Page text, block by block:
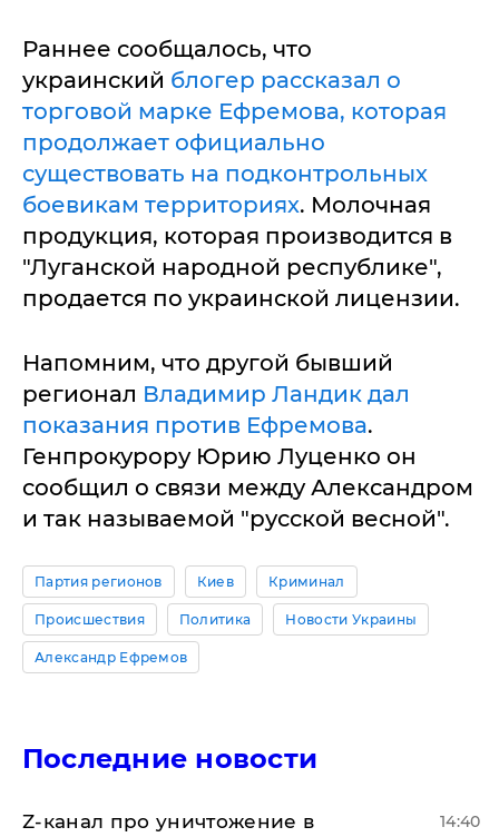
Раннее сообщалось, что
украинский блогер рассказал о
торговой марке Ефремова, которая
продолжает официально
существовать на подконтрольных
боевикам территориях. Молочная
продукция, которая производится в
"Луганской народной республике",
продается по украинской лицензии.
Напомним, что другой бывший
регионал Владимир Ландик дал
показания против Ефремова.
Генпрокурору Юрию Луценко он
сообщил о связи между Александром
и так называемой "русской весной".
Партия регионов Киев Криминал
Происшествия Политика Новости Украины
Александр Ефремов
Последние новости
Z-канал про уничтожение в
14:40